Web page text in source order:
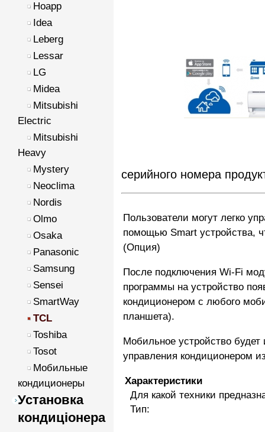
Hoapp
Idea
Leberg
Lessar
LG
Midea
Mitsubishi
Electric
Mitsubishi
Heavy
Mystery
Neoclima
Nordis
Olmo
Osaka
Panasonic
Samsung
Sensei
SmartWay
TCL
Toshiba
Tosot
Мобильные
кондиционеры
Установка
кондиціонера
серийного номера
Пользователи могут легко
помощью Smart устройства,
(Опция)
После подключения Wi-Fi
программы на устройство
кондиционером с любого
планшета).
Мобильное устройство
управления кондиционером
Характеристики
Для какой техники
Тип: